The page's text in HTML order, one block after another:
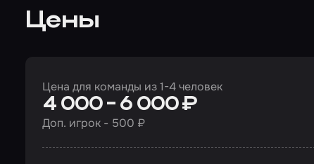
Цены
Цена для команды из 1-4 человек
4 000 - 6 000 ₽
Доп. игрок - 500 ₽